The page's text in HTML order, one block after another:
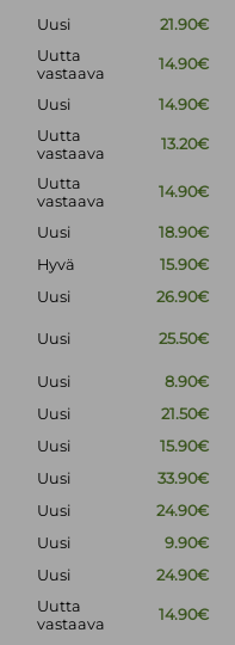
Uusi 21.90€
Uutta
vastaava
14.90€
Uusi 14.90€
Uutta
vastaava
13.20€
Uutta
vastaava
14.90€
Uusi
18.90€
Hyvä
15.90€
Uusi
26.90€
Uusi 25.50€
Uusi
8.90€
Uusi
21.50€
Uusi
15.90€
Uusi
33.90€
Uusi
24.90€
Uusi
9.90€
Uusi 24.90€
Uutta
vastaava
14.90€